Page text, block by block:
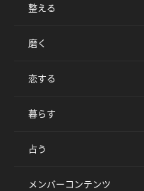
整える
磨く
恋する
暮らす
占う
メンバーコンテンツ